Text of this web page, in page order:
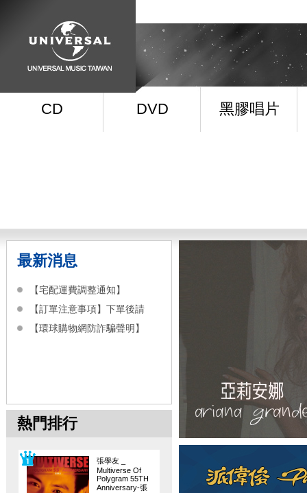
CD DVD 黑膠唱片
最新消息
【宅配運費調整通知】
【訂單注意事項】下單後請
【環球購物網防詐騙聲明】
熱門排行
張學友 _
Multiverse Of
Polygram 55TH
Anniversary-張